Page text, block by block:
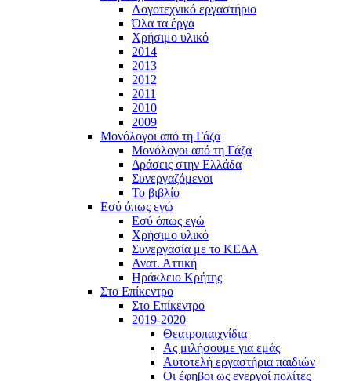
Λογοτεχνικό εργαστήριο
Όλα τα έργα
Χρήσιμο υλικό
2014
2013
2012
2011
2010
2009
Μονόλογοι από τη Γάζα
Μονόλογοι από τη Γάζα
Δράσεις στην Ελλάδα
Συνεργαζόμενοι
To βιβλίο
Εσύ όπως εγώ
Εσύ όπως εγώ
Χρήσιμο υλικό
Συνεργασία με το ΚΕΔΑ
Ανατ. Αττική
Ηράκλειο Κρήτης
Στο Επίκεντρο
Στο Επίκεντρο
2019-2020
Θεατροπαιχνίδια
Ας μιλήσουμε για εμάς
Αυτοτελή εργαστήρια παιδιών
Οι έφηβοι ως ενεργοί πολίτες